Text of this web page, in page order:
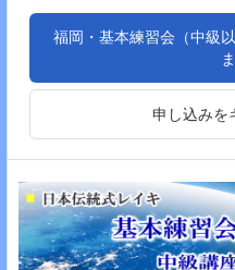
福岡・基本練習会（中級
申し込みを